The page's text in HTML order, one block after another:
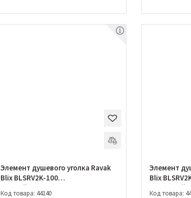
Элемент душевого уголка Ravak
Blix BLSRV2K-100
Черный+transparent
Код товара: 44140
Элемент
Blix
Код товара: